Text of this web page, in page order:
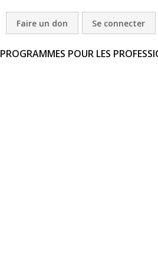
Recherche
Faire un don Se connecter
PROGRAMMES POUR LES